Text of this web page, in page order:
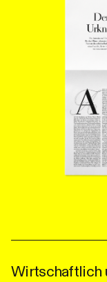
Wirtschaftlich